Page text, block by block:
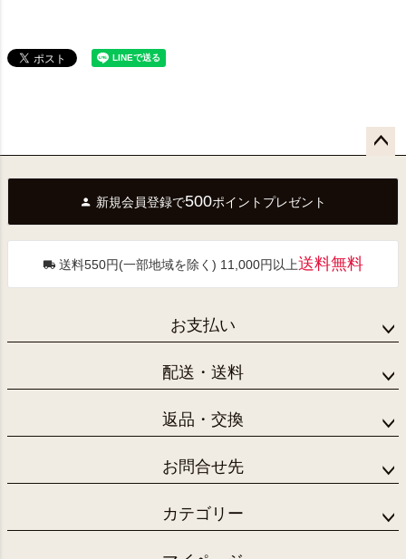
へ
新規会員登録で500ポイントプレゼント
送料550円(一部地域を除く) 11,000円以上送料無料
お支払い
配送・送料
返品・交換
お問合せ先
カテゴリー